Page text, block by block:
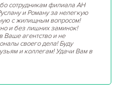
сотрудникам филиала АН
и Роману за нелегкую
с жилищным вопросом!
и без лишних заминок!
Ваше агентство и не
своего дела! Буду
и коллегам! Удачи Вам в